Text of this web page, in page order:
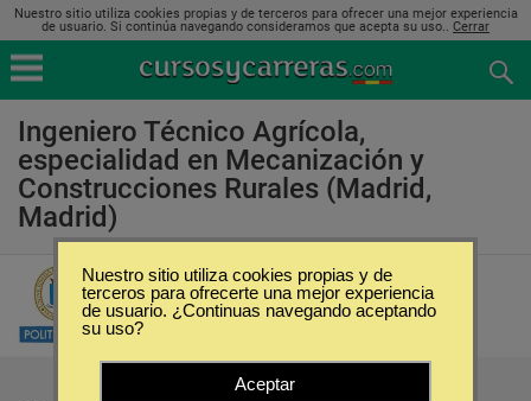
Nuestro sitio utiliza cookies propias y de terceros para ofrecer una mejor experiencia
de usuario. Si continúa navegando consideramos que acepta su uso.. Cerrar
Ingeniero Técnico Agrícola,
especialidad en Mecanización y
Construcciones Rurales (Madrid,
Madrid)
Universidad Politecnica de Madrid
Nuestro sitio utiliza cookies propias y de
terceros para ofrecerte una mejor experiencia
de usuario. ¿Continuas navegando aceptando
su uso?
Aceptar